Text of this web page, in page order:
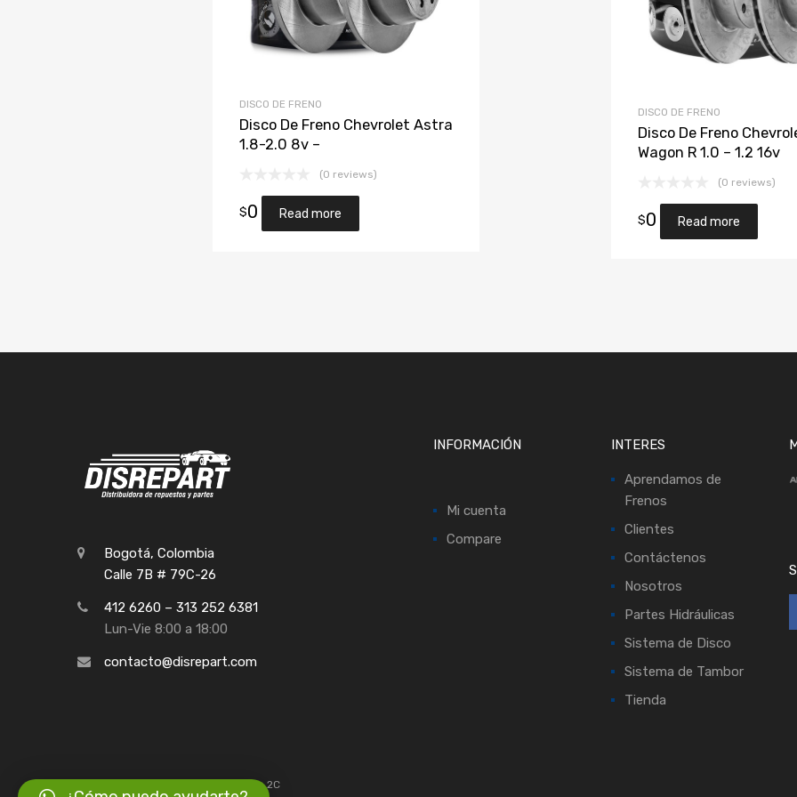
DISCO DE FRENO
Disco De Freno Chevrolet Astra
1.8-2.0 8v –
(0 reviews)
$0 Read more
DISCO DE FRENO
Disco De Freno
Wagon R 1.0 – 1.2 16v
(0 reviews)
$0 Read more
Bogotá, Colombia
Calle 7B # 79C-26
412 6260 – 313 252 6381
Lun-Vie 8:00 a 18:00
contacto@disrepart.com
INFORMACIÓN
Mi cuenta
Compare
INTERES
Aprendamos de
Frenos
Clientes
Contáctenos
Nosotros
Partes Hidráulicas
Sistema de Disco
Sistema de Tambor
Tienda
Creación: Agencia 2C